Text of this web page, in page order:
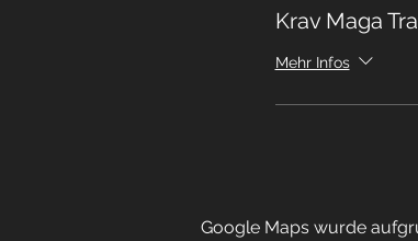
Krav Maga
Mehr Infos
Google Maps wurde